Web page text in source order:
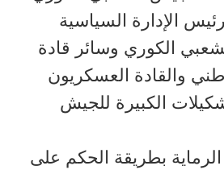
الإدارة السياسية
الكوري وسائر قادة
والقادة العسكريون
الكبيرة للجيش
بطريقة الحكم على